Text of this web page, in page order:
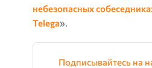
небезопасных
Telega».
Подписывайтесь на